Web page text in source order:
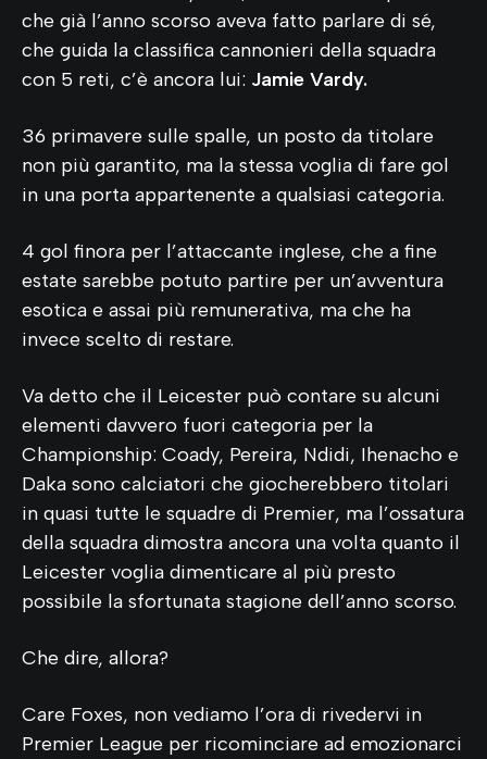
che già l’anno scorso aveva fatto parlare di sé,
che guida la classifica cannonieri della squadra
con 5 reti, c’è ancora lui: Jamie Vardy.
36 primavere sulle spalle, un posto da titolare
non più garantito, ma la stessa voglia di fare gol
in una porta appartenente a qualsiasi categoria.
4 gol finora per l’attaccante inglese, che a fine
estate sarebbe potuto partire per un’avventura
esotica e assai più remunerativa, ma che ha
invece scelto di restare.
Va detto che il Leicester può contare su alcuni
elementi davvero fuori categoria per la
Championship: Coady, Pereira, Ndidi, Ihenacho e
Daka sono calciatori che giocherebbero titolari
in quasi tutte le squadre di Premier, ma l’ossatura
della squadra dimostra ancora una volta quanto il
Leicester voglia dimenticare al più presto
possibile la sfortunata stagione dell’anno scorso.
Che dire, allora?
Care Foxes, non vediamo l’ora di rivedervi in
Premier League per ricominciare ad emozionarci